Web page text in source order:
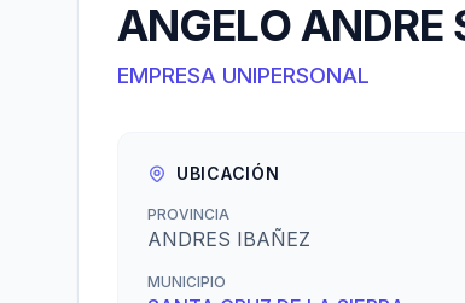
ANGELO ANDRE
EMPRESA UNIPERSONAL
UBICACIÓN
PROVINCIA
ANDRES IBAÑEZ
MUNICIPIO